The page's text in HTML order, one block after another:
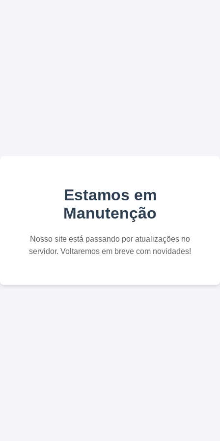
Estamos em
Manutenção
Nosso site está passando por atualizações no
servidor. Voltaremos em breve com novidades!